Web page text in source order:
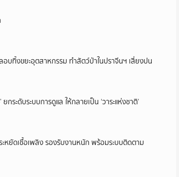
อบทิ้งขยะอุตสาหกรรม ทำสัตว์ป่าในปราจีนฯ เสี่ยงปน
ระดับระบบการดูแล ให้กลายเป็น ‘วาระแห่งชาติ’
หยัดเชื้อเพลิง รองรับงานหนัก พร้อมระบบติดตาม